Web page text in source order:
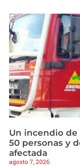
Un incendio de
50 personas y
afectada
agosto 7, 2026